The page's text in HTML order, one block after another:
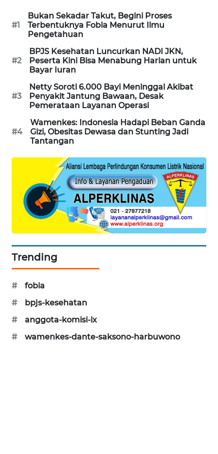
#1
Bukan Sekadar Takut, Begini Proses
Terbentuknya Fobia Menurut Ilmu
Pengetahuan
#2
BPJS Kesehatan Luncurkan NADI JKN,
Peserta Kini Bisa Menabung Harian untuk
Bayar Iuran
#3
Netty Soroti 6.000 Bayi Meninggal Akibat
Penyakit Jantung Bawaan, Desak
Pemerataan Layanan Operasi
#4
Wamenkes: Indonesia Hadapi Beban Ganda
Gizi, Obesitas Dewasa dan Stunting Jadi
Tantangan
Trending
#
fobia
#
bpjs-kesehatan
#
anggota-komisi-ix
#
wamenkes-dante-saksono-harbuwono
MAWAKA
MARTABAT
PLN
MKLI
LKKI
KOPEKLIN
PORTAL
KONSUMEN
FORWAMKI
ALPERKLINAS
FORJASIDA